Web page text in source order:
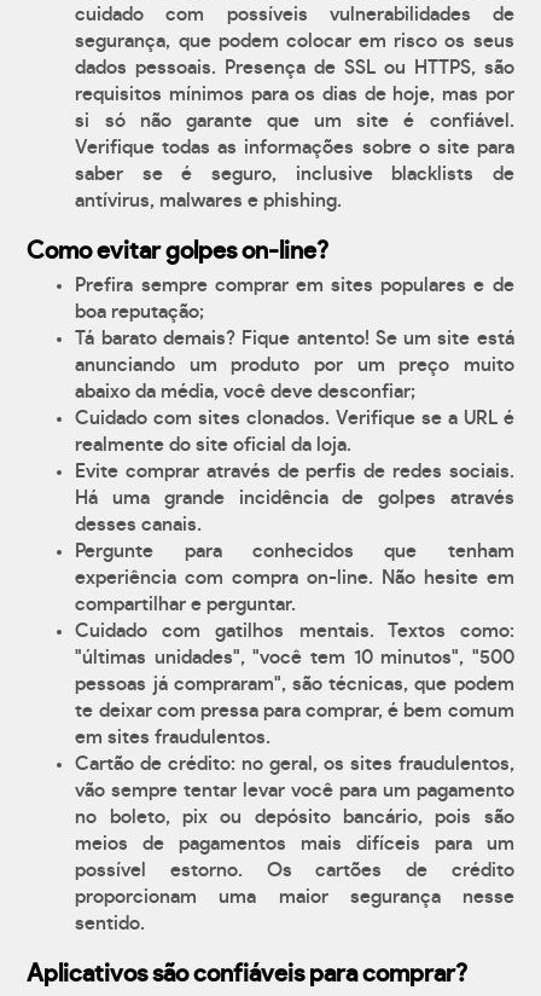
cuidado com possíveis vulnerabilidades de
segurança, que podem colocar em risco os seus
dados pessoais. Presença de SSL ou HTTPS, são
requisitos mínimos para os dias de hoje, mas por
si só não garante que um site é confiável.
Verifique todas as informações sobre o site para
saber se é seguro, inclusive blacklists de
antívirus, malwares e phishing.
Como evitar golpes on-line?
Prefira sempre comprar em sites populares e de
boa reputação;
Tá barato demais? Fique antento! Se um site está
anunciando um produto por um preço muito
abaixo da média, você deve desconfiar;
Cuidado com sites clonados. Verifique se a URL é
realmente do site oficial da loja.
Evite comprar através de perfis de redes sociais.
Há uma grande incidência de golpes através
desses canais.
Pergunte para conhecidos que tenham
experiência com compra on-line. Não hesite em
compartilhar e perguntar.
Cuidado com gatilhos mentais. Textos como:
"últimas unidades", "você tem 10 minutos", "500
pessoas já compraram", são técnicas, que podem
te deixar com pressa para comprar, é bem comum
em sites fraudulentos.
Cartão de crédito: no geral, os sites fraudulentos,
vão sempre tentar levar você para um pagamento
no boleto, pix ou depósito bancário, pois são
meios de pagamentos mais difíceis para um
possível estorno. Os cartões de crédito
proporcionam uma maior segurança nesse
sentido.
Aplicativos são confiáveis para comprar?